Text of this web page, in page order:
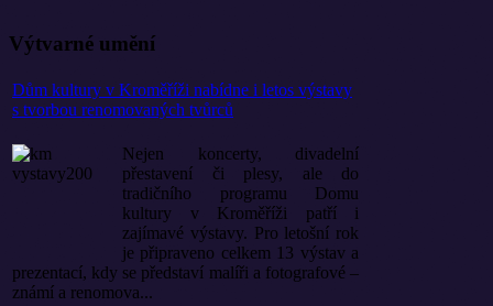
Výtvarné umění
Dům kultury v Kroměříži nabídne i letos výstavy
s tvorbou renomovaných tvůrců
Nejen koncerty, divadelní
přestavení či plesy, ale do
tradičního programu Domu
kultury v Kroměříži patří i
zajímavé výstavy. Pro letošní rok
je připraveno celkem 13 výstav a
prezentací, kdy se představí malíři a fotografové –
známí a renomova...